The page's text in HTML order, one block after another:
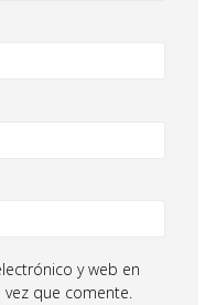
y web en
que comente.